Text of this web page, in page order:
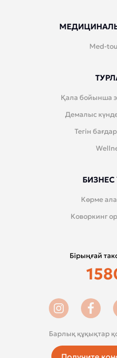
Med-
Қала бойынша
Демалыс
Тегін
БИЗНЕС
Көрме
Коворкинг
Барлық құқықтар
Бірыңғай